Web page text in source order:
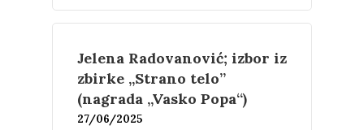
Jelena Radovanović; izbor iz
zbirke „Strano telo”
(nagrada „Vasko Popa“)
27/06/2025